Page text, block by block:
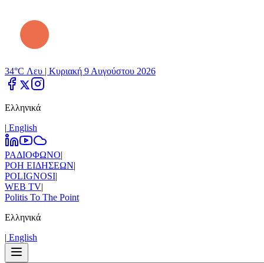
34°C Λευ | Κυριακή 9 Αυγούστου 2026
Ελληνικά
| Εnglish
ΡΑΔΙΟΦΩΝΟ|
ΡΟΗ ΕΙΔΗΣΕΩΝ|
POLIGNOSI|
WEB TV|
Politis To The Point
Ελληνικά
| Εnglish